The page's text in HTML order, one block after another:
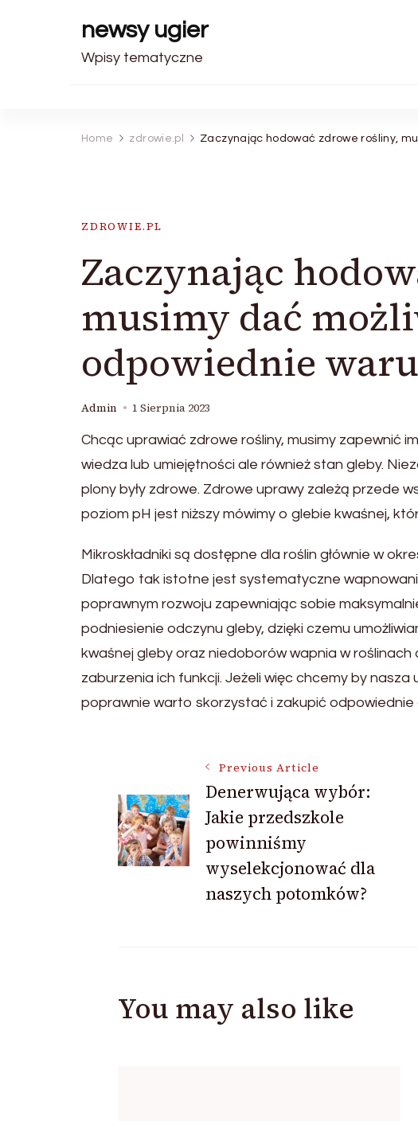
newsy ugier
Wpisy tematyczne
Home zdrowie.pl Zaczynając hodować zdrowe rośliny,
ZDROWIE.PL
Zaczynając
musimy dać
odpowiednie
Admin 1 Sierpnia 2023
Chcąc uprawiać zdrowe rośliny, musimy zapewnić
wiedza lub umiejętności ale również stan gleby.
plony były zdrowe. Zdrowe uprawy zależą przede
poziom pH jest niższy mówimy o glebie kwaśnej,
Mikroskładniki są dostępne dla roślin głównie w
Dlatego tak istotne jest systematyczne
poprawnym rozwoju zapewniając sobie
podniesienie odczynu gleby, dzięki czemu
kwaśnej gleby oraz niedoborów wapnia w
zaburzenia ich funkcji. Jeżeli więc chcemy by nasza
poprawnie warto skorzystać i zakupić odpowiednie
Navigation
Previous Article
Denerwująca wybór:
Jakie przedszkole
powinniśmy
wyselekcjonować dla
naszych potomków?
You may also like